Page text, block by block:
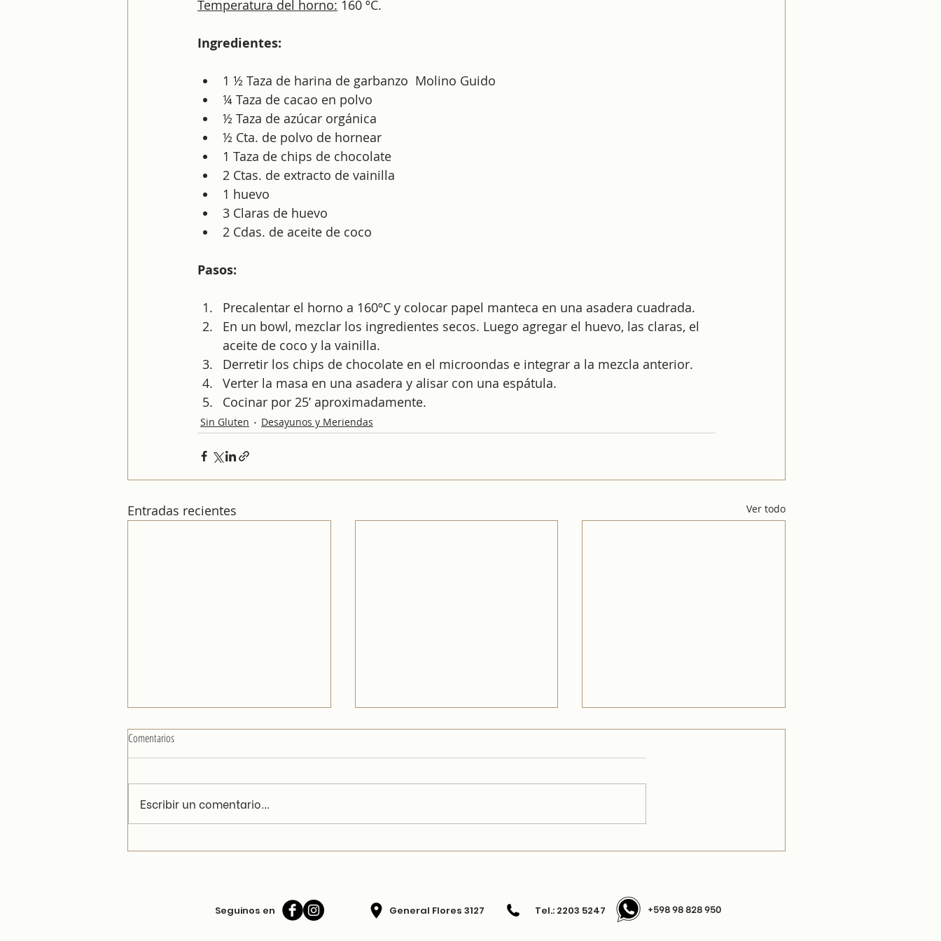
Temperatura del horno: 160 ºC.
Ingredientes:
1 ½ Taza de harina de garbanzo  Molino Guido
¼ Taza de cacao en polvo
½ Taza de azúcar orgánica
½ Cta. de polvo de hornear
1 Taza de chips de chocolate
2 Ctas. de extracto de vainilla
1 huevo
3 Claras de huevo
2 Cdas. de aceite de coco
Pasos:
Precalentar el horno a 160ºC y colocar papel manteca en una asadera cuadrada.
En un bowl, mezclar los ingredientes secos. Luego agregar el huevo, las claras, el
aceite de coco y la vainilla.
Derretir los chips de chocolate en el microondas e integrar a la mezcla anterior.
Verter la masa en una asadera y alisar con una espátula.
Cocinar por 25’ aproximadamente.
Sin Gluten Desayunos y Meriendas
Entradas recientes Ver todo
Comentarios
Escribir un comentario...
Seguinos en General Flores 3127 Tel.: 2203 5247 ‪+598 98 828 950‬